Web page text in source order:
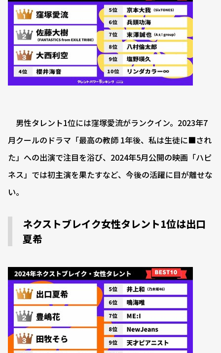
男性タレント1位には窪塚愛流がランクイン。2023年7
月クールのドラマ「最高の教師 1年後、私は生徒に■され
た」への出演で注目を浴び、2024年5月公開の映画「ハピ
ネス」では初主演を果たすなど、今後の活躍に目が離せな
い。
ネクストブレイク女性タレント1位は出口
夏希